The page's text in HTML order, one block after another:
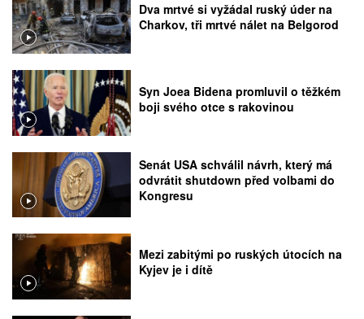
Dva mrtvé si vyžádal ruský úder na
Charkov, tři mrtvé nálet na Belgorod
Syn Joea Bidena promluvil o těžkém
boji svého otce s rakovinou
Senát USA schválil návrh, který má
odvrátit shutdown před volbami do
Kongresu
Mezi zabitými po ruských útocích na
Kyjev je i dítě